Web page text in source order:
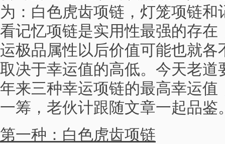
为：白色虎齿项链，灯笼项链
看记忆项链是实用性最强的存在
运极品属性以后价值可能也就各
取决于幸运值的高低。今天老道
年来三种幸运项链的最高幸运值
一筹，老伙计跟随文章一起品鉴
第一种：白色虎齿项链